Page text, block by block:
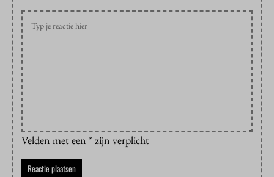
Velden met een * zijn verplicht